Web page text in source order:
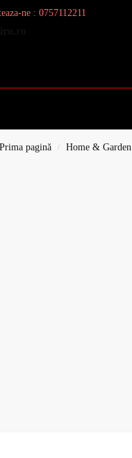
ne : 0757112211
Prima pagină / Home & Garden